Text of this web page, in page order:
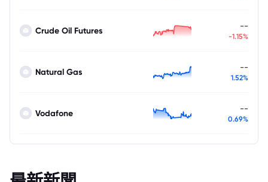
Crude Oil Futures --
-1.15%
Natural Gas --
1.52%
Vodafone --
0.69%